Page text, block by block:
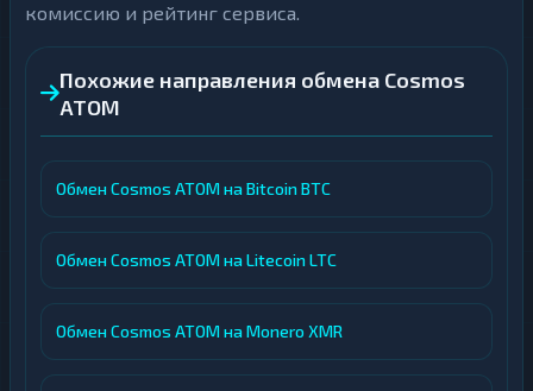
комиссию и рейтинг сервиса.
Похожие направления обмена Cosmos
ATOM
Обмен Cosmos ATOM на Bitcoin BTC
Обмен Cosmos ATOM на Litecoin LTC
Обмен Cosmos ATOM на Monero XMR